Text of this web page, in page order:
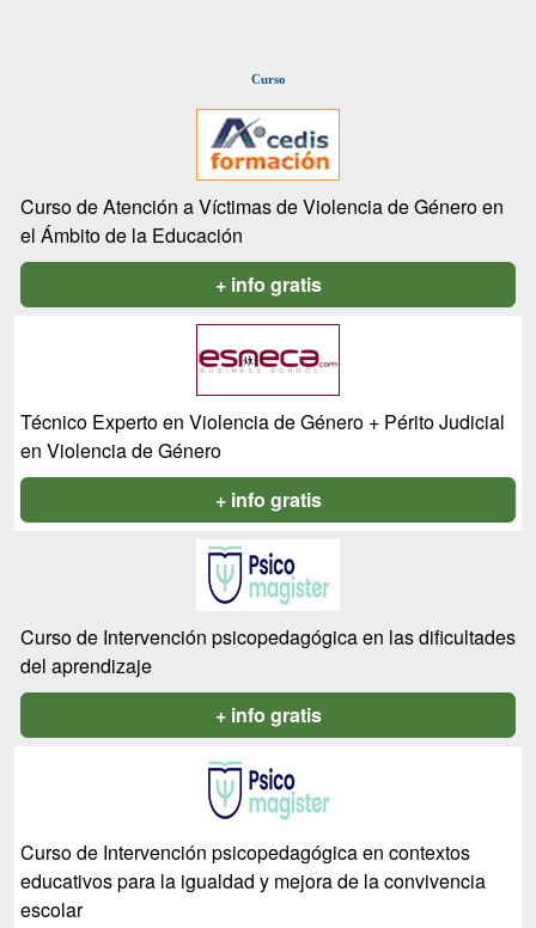
Curso
Curso de Atención a Víctimas de Violencia de Género en
el Ámbito de la Educación
+ info gratis
Técnico Experto en Violencia de Género + Périto Judicial
en Violencia de Género
+ info gratis
Curso de Intervención psicopedagógica en las dificultades
del aprendizaje
+ info gratis
Curso de Intervención psicopedagógica en contextos
educativos para la igualdad y mejora de la convivencia
escolar